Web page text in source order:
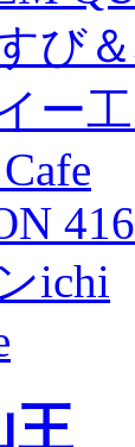
び
ー
416
ichi
王